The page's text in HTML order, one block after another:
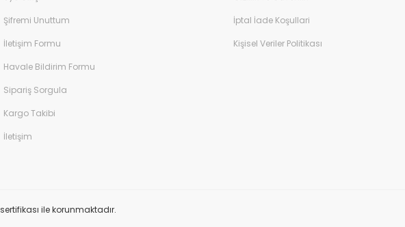
Şifremi Unuttum
İletişim Formu
Havale Bildirim Formu
Sipariş Sorgula
Kargo Takibi
İletişim
İptal İade Koşullari
Kişisel Veriler Politikası
ile korunmaktadır.